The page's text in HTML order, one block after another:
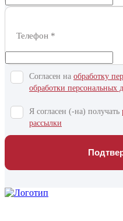
Телефон *
Согласен на обработку
обработки персональных
Я согласен (-на) получать
рассылки